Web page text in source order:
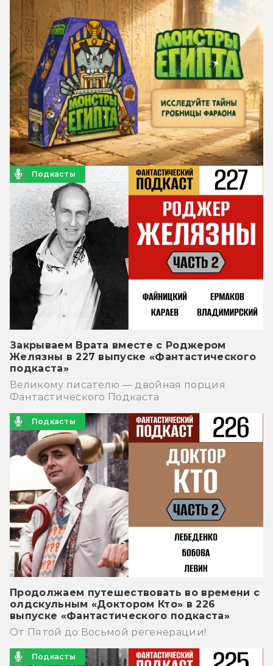
Подкасты
Закрываем Врата вместе с Роджером
Желязны в 227 выпуске «Фантастического
подкаста»
Великому писателю — двойная порция
Фантастического Подкаста
Подкасты
Продолжаем путешествовать во времени с
олдскульным «Доктором Кто» в 226
выпуске «Фантастического подкаста»
От Пятой до Восьмой регенерации!
Подкасты